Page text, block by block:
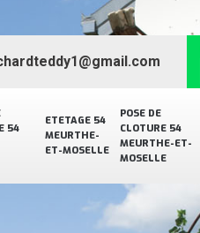
54
ETETAGE 54
MEURTHE-
ET-MOSELLE
POSE DE
CLOTURE 54
MEURTHE-ET-
MOSELLE